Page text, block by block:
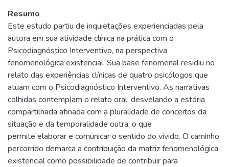
Resumo
Este estudo partiu de inquietações experienciadas pela
autora em sua atividade clínica na prática com o
Psicodiagnóstico Interventivo, na perspectiva
fenomenológica existencial. Sua base fenomenal residiu no
relato das experiências clínicas de quatro psicólogos que
atuam com o Psicodiagnóstico Interventivo. As narrativas
colhidas contemplam o relato oral, desvelando a estória
compartilhada afinada com a pluralidade de conceitos da
situação e da temporalidade outra, o que
permite elaborar e comunicar o sentido do vivido. O caminho
percorrido demarca a contribuição da matriz fenomenológica
existencial como possibilidade de contribuir para